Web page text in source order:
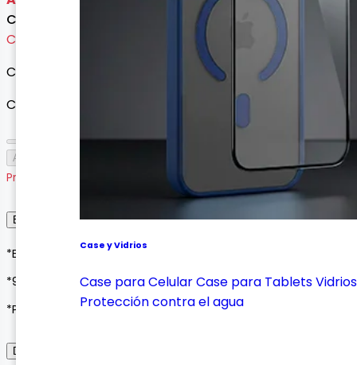
Case y Vidrios
Case para CelularCase para TabletsVidrios
Protección contra el agua
Consultar precio
Cargando variantes...
Cargando variantes disponibles...
Cantidad
Agotado
Producto agotado
Envío, Entrega y Garantía
*Envíos a todo Colombia*
*90 días de garantía*
*Pagos seguros con Wompi o contraentrega*
Descripción del Producto